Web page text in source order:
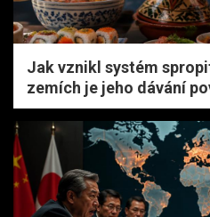
Jak vznikl systém
zemích je jeho dávání